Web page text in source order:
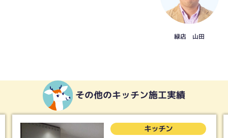
緑店 山田
その他のキッチン施工実績
キッチン